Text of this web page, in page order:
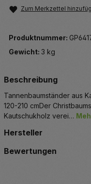
Zum Merkzettel
Produktnummer:
Gewicht: 3 kg
Beschreibung
Tannenbaumständer aus
120-210 cmDer
Kautschukholz verei…
Hersteller
Bewertungen